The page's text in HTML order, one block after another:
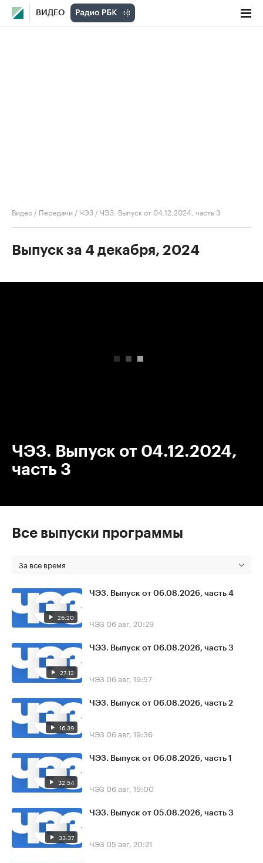
ВИДЕО
Видео / Передачи /ЧЭЗ /ЧЭЗ. Выпуск от 04.12.2024, часть 3
Выпуск за 4 декабря, 2024
ЧЭЗ. Выпуск от 04.12.2024,
часть 3
Все выпуски программы
За все время
26:20
ЧЭЗ. Выпуск от 06.08.2026, часть 4
ЧЭЗ 06 авг, 20:29
27:12
ЧЭЗ. Выпуск от 06.08.2026, часть 3
ЧЭЗ 06 авг, 19:57
16:39
ЧЭЗ. Выпуск от 06.08.2026, часть 2
ЧЭЗ 06 авг, 19:36
32:54
ЧЭЗ. Выпуск от 06.08.2026, часть 1
ЧЭЗ 06 авг, 19:00
33:37
ЧЭЗ. Выпуск от 05.08.2026, часть 3
ЧЭЗ 05 авг, 20:21